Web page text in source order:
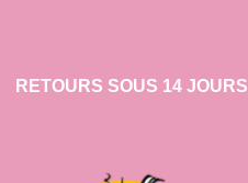
RETOURS SOUS 14 JOURS